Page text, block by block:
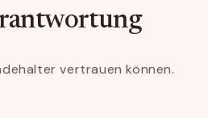
vertrauen können.